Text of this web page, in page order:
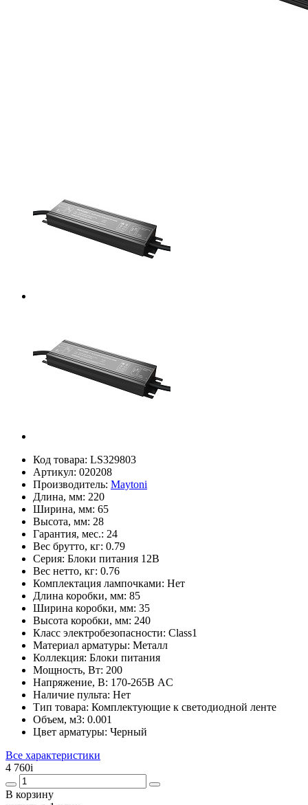
Код товара: LS329803
Артикул: 020208
Производитель: Maytoni
Длина, мм: 220
Ширина, мм: 65
Высота, мм: 28
Гарантия, мес.: 24
Вес брутто, кг: 0.79
Серия: Блоки питания 12В
Вес нетто, кг: 0.76
Комплектация лампочками: Нет
Длина коробки, мм: 85
Ширина коробки, мм: 35
Высота коробки, мм: 240
Класс электробезопасности: Class1
Материал арматуры: Металл
Коллекция: Блоки питания
Мощность, Вт: 200
Напряжение, В: 170-265В AC
Наличие пульта: Нет
Тип товара: Комплектующие к светодиодной ленте
Объем, м3: 0.001
Цвет арматуры: Черный
Все характеристики
4 760i
В корзину